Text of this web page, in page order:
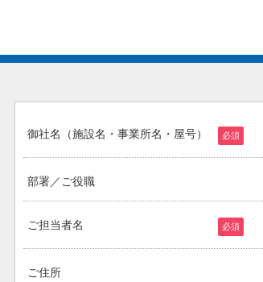
御社名（施設名・事業所名・屋号） 必須
部署／ご役職
ご担当者名 必須
ご住所